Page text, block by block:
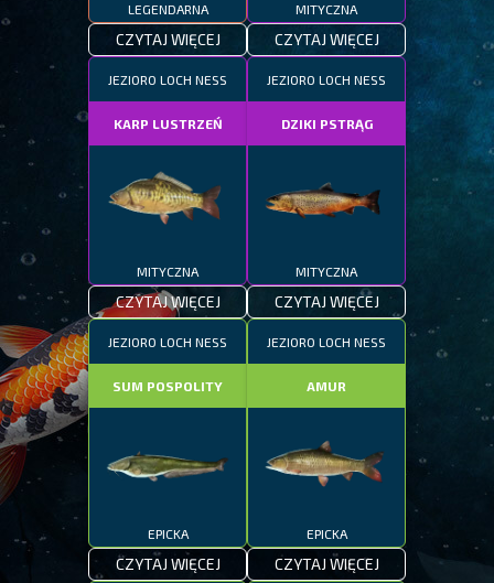
LEGENDARNA
CZYTAJ WIĘCEJ
MITYCZNA
CZYTAJ WIĘCEJ
JEZIORO LOCH NESS
KARP LUSTRZEŃ
MITYCZNA
CZYTAJ WIĘCEJ
JEZIORO LOCH NESS
DZIKI PSTRĄG
MITYCZNA
CZYTAJ WIĘCEJ
JEZIORO LOCH NESS
SUM POSPOLITY
EPICKA
CZYTAJ WIĘCEJ
JEZIORO LOCH NESS
AMUR
EPICKA
CZYTAJ WIĘCEJ